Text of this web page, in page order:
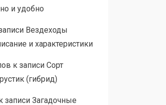
и удобно
Вездеходы
и характеристики
к записи Сорт
(гибрид)
записи Загадочные